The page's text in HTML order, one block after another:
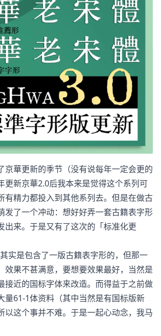
京華更新的季节（没有说每年一定会更的
更新京華2.0后我本来是觉得这个系列可
有精力都投入到其他系列去。但是在做古
发了一个冲动：想好好弄一套古籍表字形
出来。于是又有了这次的「标准化更
实是包含了一版古籍表字形的，但那一
效果不甚满意，要想要效果最好，当然是
接近的国标字体来改造。而得益于之前做
量61-1体资料（其中当然是有国标版新
以这个事并不难。于是一起心动念，我马